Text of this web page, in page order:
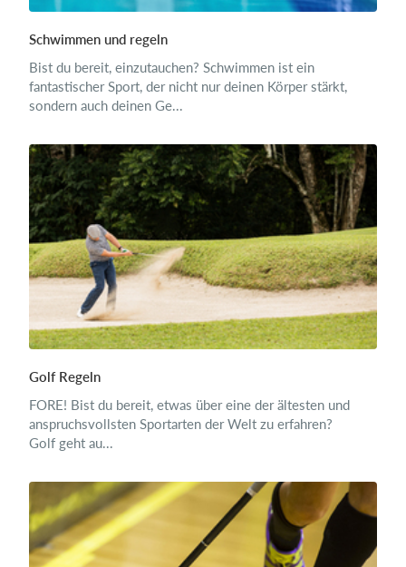
Schwimmen und regeln
Bist du bereit, einzutauchen? Schwimmen ist ein
fantastischer Sport, der nicht nur deinen Körper stärkt,
sondern auch deinen Ge...
Golf Regeln
FORE! Bist du bereit, etwas über eine der ältesten und
anspruchsvollsten Sportarten der Welt zu erfahren?
Golf geht au...